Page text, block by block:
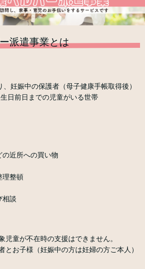
派遣事業とは
妊娠中の保護者（母子健康手帳取得後）
日前日までの児童がいる世帯
近所への買い物
理整頓
相談
童が不在時の支援はできません。
お子様（妊娠中の方は妊婦の方ご本人）